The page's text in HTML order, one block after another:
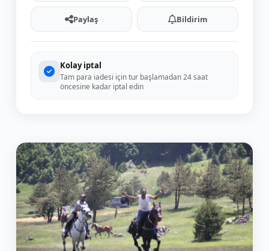
Paylaş Bildirim
Kolay iptal
Tam para iadesi için tur başlamadan 24 saat
öncesine kadar iptal edin